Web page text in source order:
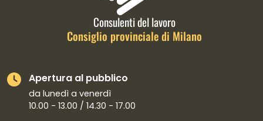
Consulenti del lavoro
Consiglio provinciale di Milano
Apertura al pubblico
da lunedì a venerdì
10.00 - 13.00 / 14.30 - 17.00